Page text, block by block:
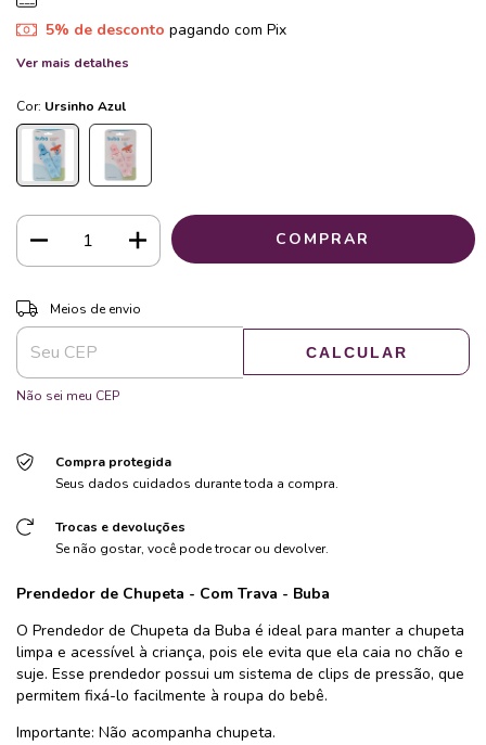
5% de desconto pagando com Pix
Ver mais detalhes
Cor: Ursinho Azul
Entregas para o CEP:
Meios de envio
CALCULAR
Não sei meu CEP
Compra protegida
Seus dados cuidados durante toda a compra.
Trocas e devoluções
Se não gostar, você pode trocar ou devolver.
Prendedor de Chupeta - Com Trava - Buba
O Prendedor de Chupeta da Buba é ideal para manter a chupeta
limpa e acessível à criança, pois ele evita que ela caia no chão e
suje. Esse prendedor possui um sistema de clips de pressão, que
permitem fixá-lo facilmente à roupa do bebê.
Importante: Não acompanha chupeta.